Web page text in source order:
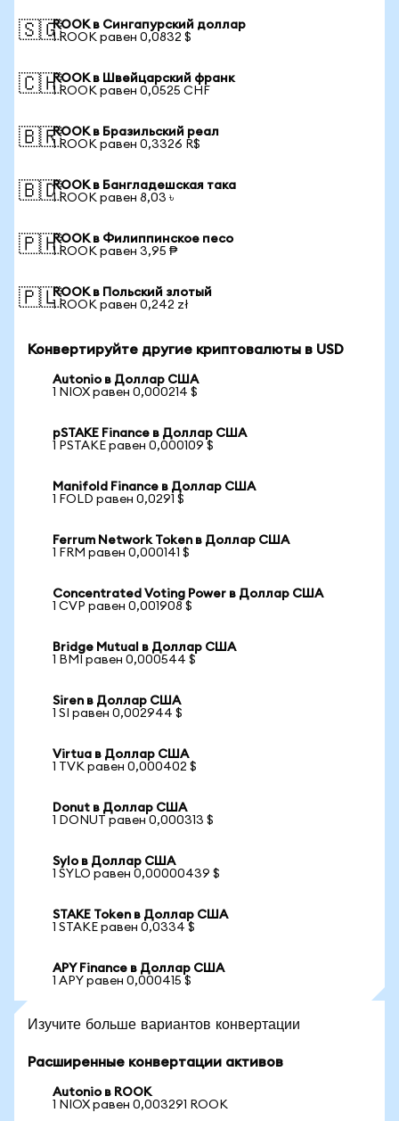
🇸🇬ROOK в Сингапурский доллар
1 ROOK равен 0,0832 $
🇨🇭ROOK в Швейцарский франк
1 ROOK равен 0,0525 CHF
🇧🇷ROOK в Бразильский реал
1 ROOK равен 0,3326 R$
🇧🇩ROOK в Бангладешская така
1 ROOK равен 8,03 ৳
🇵🇭ROOK в Филиппинское песо
1 ROOK равен 3,95 ₱
🇵🇱ROOK в Польский злотый
1 ROOK равен 0,242 zł
Конвертируйте другие криптовалюты в USD
Autonio в Доллар США
1 NIOX равен 0,000214 $
pSTAKE Finance в Доллар США
1 PSTAKE равен 0,000109 $
Manifold Finance в Доллар США
1 FOLD равен 0,0291 $
Ferrum Network Token в Доллар США
1 FRM равен 0,000141 $
Concentrated Voting Power в Доллар США
1 CVP равен 0,001908 $
Bridge Mutual в Доллар США
1 BMI равен 0,000544 $
Siren в Доллар США
1 SI равен 0,002944 $
Virtua в Доллар США
1 TVK равен 0,000402 $
Donut в Доллар США
1 DONUT равен 0,000313 $
Sylo в Доллар США
1 SYLO равен 0,00000439 $
STAKE Token в Доллар США
1 STAKE равен 0,0334 $
APY Finance в Доллар США
1 APY равен 0,000415 $
Изучите больше вариантов конвертации
Расширенные конвертации активов
Autonio в ROOK
1 NIOX равен 0,003291 ROOK